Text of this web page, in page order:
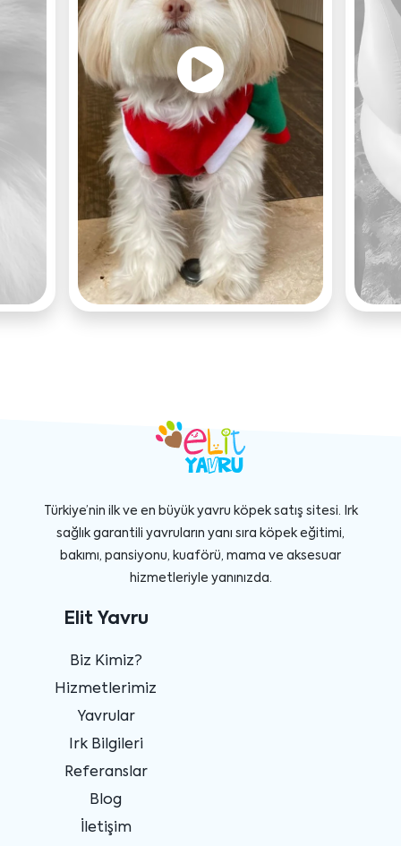
Türkiye’nin ilk ve en büyük yavru köpek satış sitesi. Irk
sağlık garantili yavruların yanı sıra köpek eğitimi,
bakımı, pansiyonu, kuaförü, mama ve aksesuar
hizmetleriyle yanınızda.
Elit Yavru
Biz Kimiz?
Hizmetlerimiz
Yavrular
Irk Bilgileri
Referanslar
Blog
İletişim